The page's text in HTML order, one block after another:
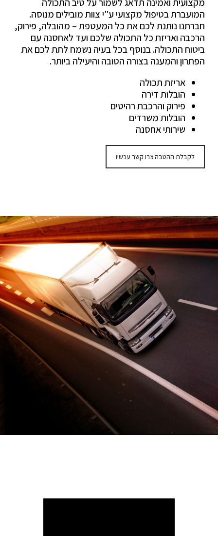
המועברת בטיפול מקצועי ע"י צוות מובילים מנוסה.
חברתנו נותנת לכם את כל המעטפת – מהובלה, פירוק,
הרכבה ואריזת כל התכולה שלכם ועד לאחסנה עם
ביטוח התכולה. בנוסף בכל בעיה נשמח לתת לכם את
הפתרון והמענה בצורה הטובה והיעילה ביותר.
אריזת תכולה
הובלות דירה
פירוק והרכבת רהיטים
הובלות משרדים
שירותי אחסנה
לקבלת ההטבה צרו קשר עכשיו